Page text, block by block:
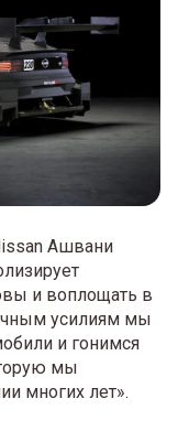
Ашвани
и воплощать в
усилиям мы
и гонимся
мы
многих лет».